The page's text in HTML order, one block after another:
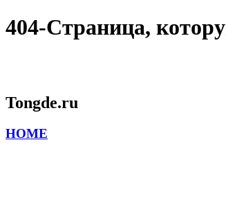
404-Страница,
Tongde.ru
HOME